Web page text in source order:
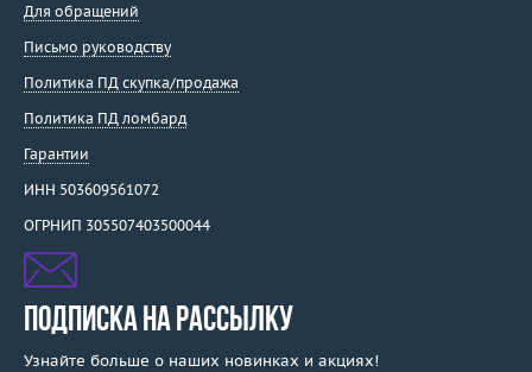
Для обращений
Письмо руководству
Политика ПД скупка/продажа
Политика ПД ломбард
Гарантии
ИНН 503609561072
ОГРНИП 305507403500044
ПОДПИСКА НА РАССЫЛКУ
Узнайте больше о наших новинках и акциях!